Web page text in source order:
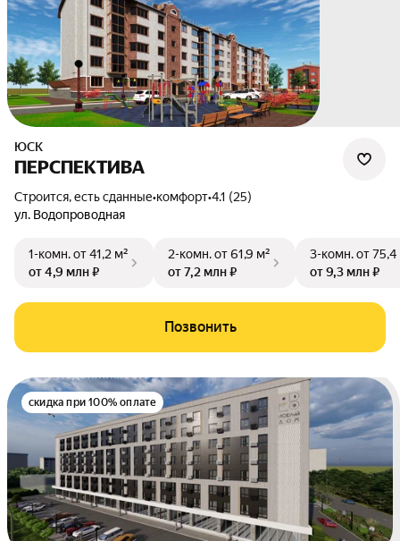
ЮСК
ПЕРСПЕКТИВА
Строится, есть сданные•комфорт•4.1 (25)
ул. Водопроводная
1-комн.от 41,2 м²
от 4,9 млн ₽
2-комн.от 61,9 м²
от 7,2 млн ₽
3-комн.от 75,4
от 9,3 млн ₽
Позвонить
скидка при 100% оплате